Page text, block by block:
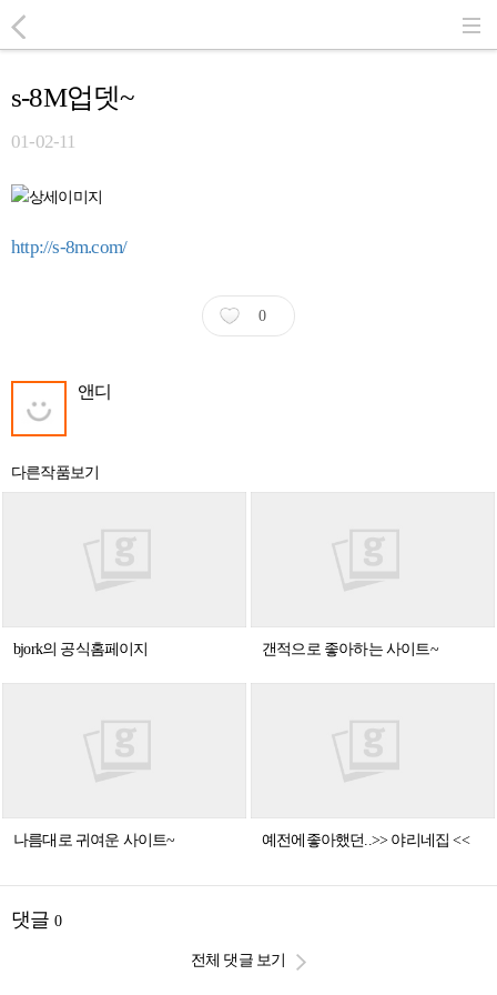
s-8M업뎃~
01-02-11
http://s-8m.com/
0
앤디
다른작품보기
bjork의 공식홈페이지 갠적으로 좋아하는 사이트~
나름대로 귀여운 사이트~ 예전에좋아했던..>> 야리네집 <<
댓글 0
전체 댓글 보기